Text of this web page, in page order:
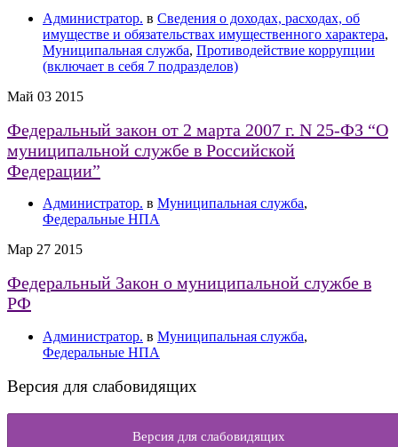
Администратор. в Сведения о доходах, расходах, об
имуществе и обязательствах имущественного характера,
Муниципальная служба, Противодействие коррупции
(включает в себя 7 подразделов)
Май 03 2015
Федеральный закон от 2 марта 2007 г. N 25-ФЗ “О
муниципальной службе в Российской
Федерации”
Администратор. в Муниципальная служба,
Федеральные НПА
Мар 27 2015
Федеральный Закон о муниципальной службе в
РФ
Администратор. в Муниципальная служба,
Федеральные НПА
Версия для слабовидящих
Версия для слабовидящих